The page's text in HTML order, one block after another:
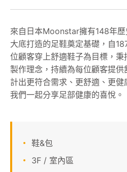
顧客服務
關於我們
來自日本Moonstar擁有148年
大底打造的足鞋奠定基礎，自
位顧客穿上舒適鞋子為目標，
製作理念，持續為每位顧客提
計出更符合需求、更舒適、更
我們一起分享足部健康的喜悅。
鞋&包
3F / 室內區